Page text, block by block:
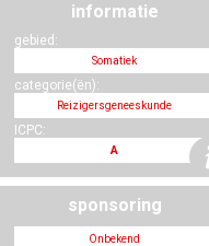
Registreren
informatie
gebied:
Somatiek
categorie(ën):
Reizigersgeneeskunde
ICPC:
A
sponsoring
Onbekend